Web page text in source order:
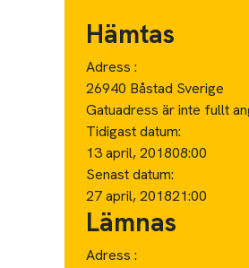
Hämtas
Adress :
26940 Båstad Sverige
Gatuadress är inte fullt
Tidigast datum:
13 april, 201808:00
Senast datum:
27 april, 201821:00
Lämnas
Adress :